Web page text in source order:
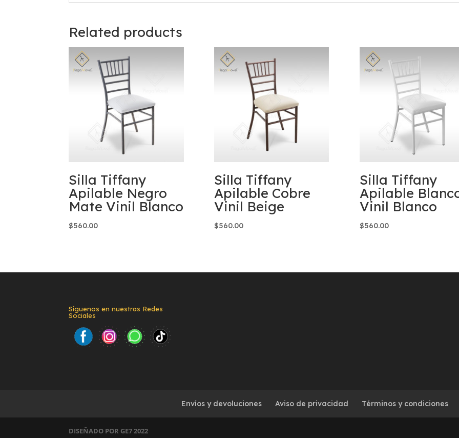
Related products
Silla Tiffany
Apilable Negro
Mate Vinil Blanco
$560.00
Silla Tiffany
Apilable Cobre
Vinil Beige
$560.00
Silla Tiffany
Apilable
Vinil Blanco
$560.00
Síguenos en nuestras Redes
Sociales
Envíos y devoluciones Aviso de privacidad Términos y condiciones
DISEÑADO POR GE7 2022